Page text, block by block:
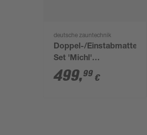
deutsche zauntechnik
Doppel-/Einstabmatten-
Set 'Michl'
anthrazitgrau 1400 x
120 cm
499,99 €